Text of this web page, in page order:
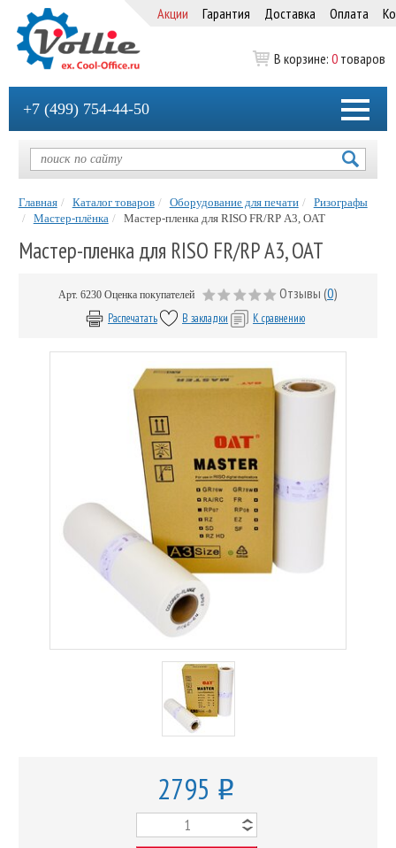
Акции Гарантия Доставка Оплата
В корзине: 0 товаров
+7 (499) 754-44-50
Главная Каталог товаров Оборудование для печати
Ризографы
Мастер-плёнка
Мастер-пленка для RISO FR/RP А3, OAT
Мастер-пленка для RISO FR/RP А3, OAT
Арт. 6230 Оценка покупателей Отзывы (0)
Распечатать В закладки К сравнению
2795 o